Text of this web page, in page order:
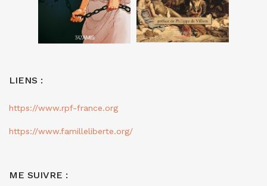
LIENS :
https://www.rpf-france.org
https://www.familleliberte.org/
ME SUIVRE :